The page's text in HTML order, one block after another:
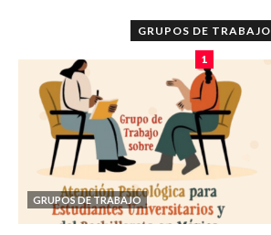
GRUPOS DE TRABAJO
1
GRUPOS DE TRABAJO